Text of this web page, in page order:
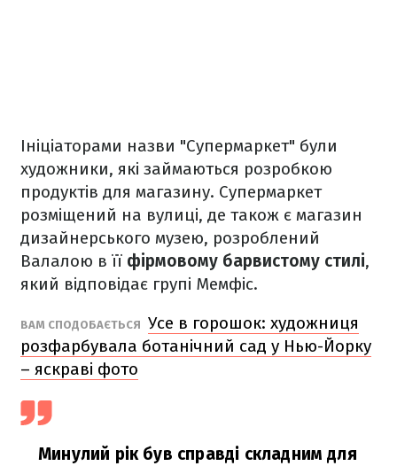
Ініціаторами назви "Супермаркет" були
художники, які займаються розробкою
продуктів для магазину. Супермаркет
розміщений на вулиці, де також є магазин
дизайнерського музею, розроблений
Валалою в її фірмовому барвистому стилі,
який відповідає групі Мемфіс.
ВАМ СПОДОБАЄТЬСЯ Усе в горошок: художниця
розфарбувала ботанічний сад у Нью-Йорку
– яскраві фото
Минулий рік був справді складним для